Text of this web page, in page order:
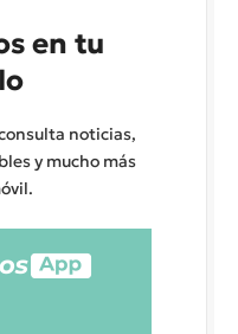
en tu
noticias,
y mucho más